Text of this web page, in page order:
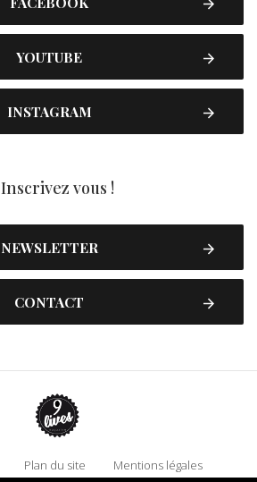
YOUTUBE
INSTAGRAM
Inscrivez vous !
NEWSLETTER
CONTACT
Plan du site Mentions légales